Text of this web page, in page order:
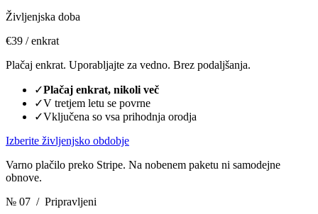
Življenjska doba
€39 / enkrat
Plačaj enkrat. Uporabljajte za vedno. Brez podaljšanja.
✓Plačaj enkrat, nikoli več
✓V tretjem letu se povrne
✓Vključena so vsa prihodnja orodja
Izberite življenjsko obdobje
Varno plačilo preko Stripe. Na nobenem paketu ni samodejne
obnove.
№ 07 / Pripravljeni